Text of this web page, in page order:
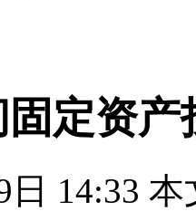
定资
日 14:33